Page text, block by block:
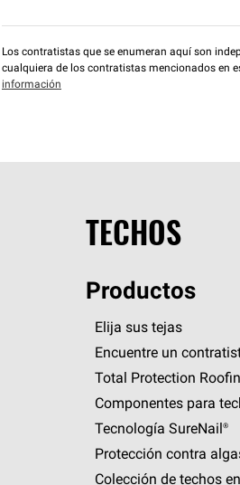
Los contratistas que se enumeran aquí son
cualquiera de los contratistas mencionados en
información
TECHOS
Productos
Elija sus tejas
Encuentre un
Total Protection
Componentes para
Tecnología SureNail®
Protección contra
Colección de techos